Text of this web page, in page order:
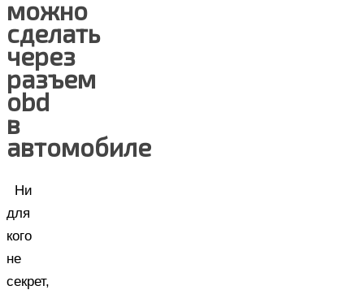
можно
сделать
через
разъем
obd
в
автомобиле
Ни
для
кого
не
секрет,